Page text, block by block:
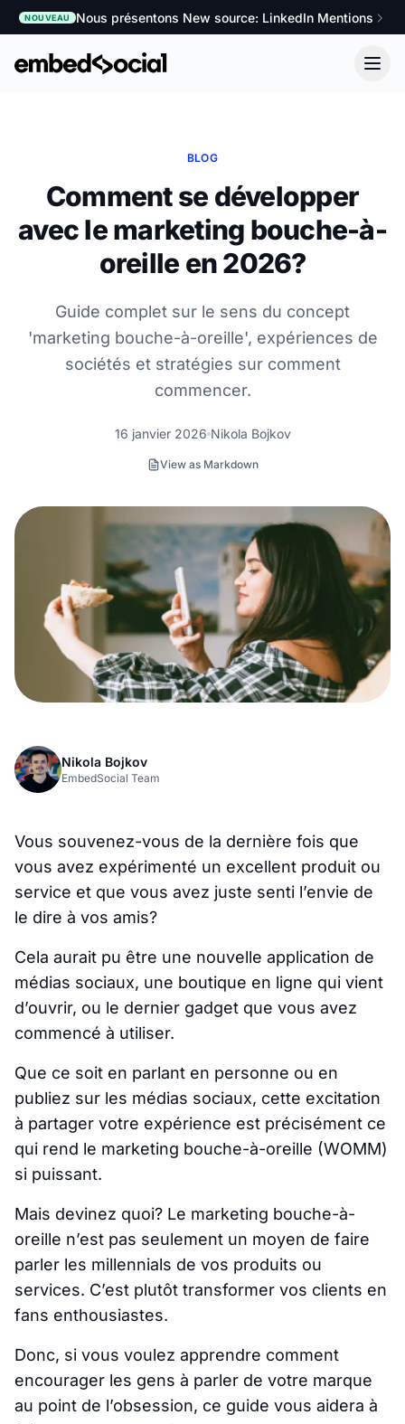
NOUVEAU Nous présentons New source: LinkedIn Mentions
BLOG
Comment se développer
avec le marketing bouche-à-
oreille en 2026?
Guide complet sur le sens du concept
'marketing bouche-à-oreille', expériences de
sociétés et stratégies sur comment
commencer.
16 janvier 2026 Nikola Bojkov
View as Markdown
Nikola Bojkov
EmbedSocial Team
Vous souvenez-vous de la dernière fois que
vous avez expérimenté un excellent produit ou
service et que vous avez juste senti l’envie de
le dire à vos amis?
Cela aurait pu être une nouvelle application de
médias sociaux, une boutique en ligne qui vient
d’ouvrir, ou le dernier gadget que vous avez
commencé à utiliser.
Que ce soit en parlant en personne ou en
publiez sur les médias sociaux, cette excitation
à partager votre expérience est précisément ce
qui rend le marketing bouche-à-oreille (WOMM)
si puissant.
Mais devinez quoi? Le marketing bouche-à-
oreille n’est pas seulement un moyen de faire
parler les millennials de vos produits ou
services. C’est plutôt transformer vos clients en
fans enthousiastes.
Donc, si vous voulez apprendre comment
encourager les gens à parler de votre marque
au point de l’obsession, ce guide vous aidera à